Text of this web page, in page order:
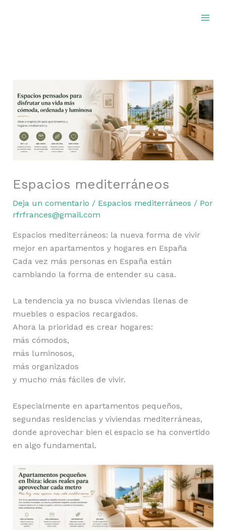
Espacios mediterráneos
Deja un comentario / Espacios mediterráneos / Por
rfrfrances@gmail.com
Espacios mediterráneos: la nueva forma de vivir
mejor en apartamentos y hogares en España
Cada vez más personas en España están
cambiando la forma de entender su casa.
La tendencia ya no busca viviendas llenas de
muebles o espacios recargados.
Ahora la prioridad es crear hogares:
más cómodos,
más luminosos,
más organizados
y mucho más fáciles de vivir.
Especialmente en apartamentos pequeños,
segundas residencias y viviendas mediterráneas,
donde aprovechar bien el espacio se ha convertido
en algo fundamental.